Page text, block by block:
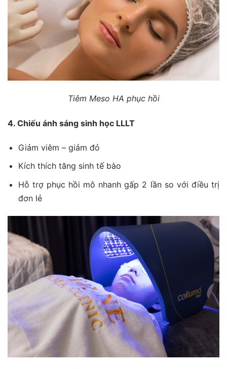
Tiêm Meso HA phục hồi
4. Chiếu ánh sáng sinh học LLLT
Giảm viêm – giảm đỏ
Kích thích tăng sinh tế bào
Hỗ trợ phục hồi mô nhanh gấp 2 lần so với điều trị
đơn lẻ